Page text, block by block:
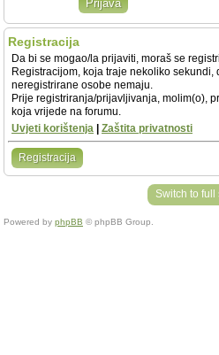
Registracija
Da bi se mogao/la prijaviti, moraš se
Registracijom, koja traje nekoliko
neregistrirane osobe nemaju.
Prije registriranja/prijavljivanja, molim(o),
koja vrijede na forumu.
Uvjeti korištenja
Zaštita privatnosti
Registracija
Switch to full
Powered by phpBB © phpBB Group.